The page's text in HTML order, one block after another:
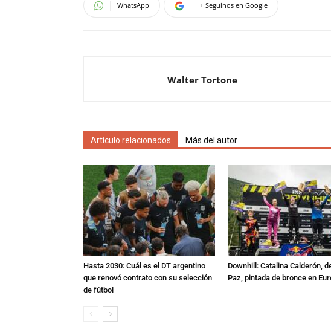
WhatsApp + Seguinos en Google
Walter Tortone
Artículo relacionados Más del autor
Hasta 2030: Cuál es el DT argentino
que renovó contrato con su selección
de fútbol
Downhill: Catalina Calderón,
Paz, pintada de bronce en